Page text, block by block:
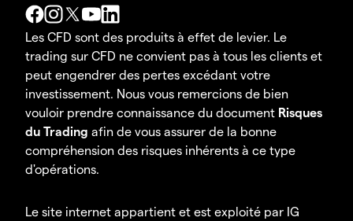
Les CFD sont des produits à effet de levier. Le
trading sur CFD ne convient pas à tous les clients et
peut engendrer des pertes excédant votre
investissement. Nous vous remercions de bien
vouloir prendre connaissance du document Risques
du Trading afin de vous assurer de la bonne
compréhension des risques inhérents à ce type
d'opérations.
Le site internet appartient et est exploité par IG